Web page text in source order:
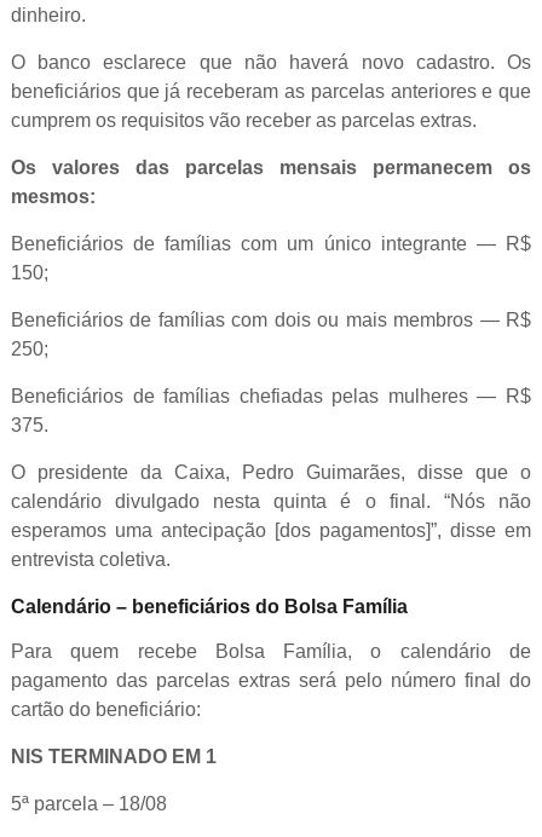
dinheiro.
O banco esclarece que não haverá novo cadastro. Os
beneficiários que já receberam as parcelas anteriores e que
cumprem os requisitos vão receber as parcelas extras.
Os valores das parcelas mensais permanecem os
mesmos:
Beneficiários de famílias com um único integrante — R$
150;
Beneficiários de famílias com dois ou mais membros — R$
250;
Beneficiários de famílias chefiadas pelas mulheres — R$
375.
O presidente da Caixa, Pedro Guimarães, disse que o
calendário divulgado nesta quinta é o final. “Nós não
esperamos uma antecipação [dos pagamentos]”, disse em
entrevista coletiva.
Calendário – beneficiários do Bolsa Família
Para quem recebe Bolsa Família, o calendário de
pagamento das parcelas extras será pelo número final do
cartão do beneficiário:
NIS TERMINADO EM 1
5ª parcela – 18/08